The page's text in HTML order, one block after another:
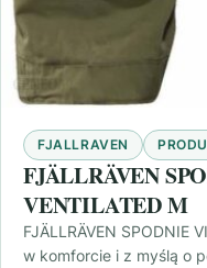
FJALLRAVEN
FJÄLLRÄVEN
VENTILATED M
FJÄLLRÄVEN SPODNIE
w komforcie i z myślą o